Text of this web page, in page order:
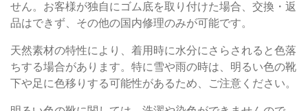
せん。お客様が独自にゴム底を取り付けた場合、交換・返
品はできず、その他の国内修理のみが可能です。
天然素材の特性により、着用時に水分にさらされると色落
ちする場合があります。特に雪や雨の時は、明るい色の靴
下や足に色移りする可能性があるため、ご注意ください。